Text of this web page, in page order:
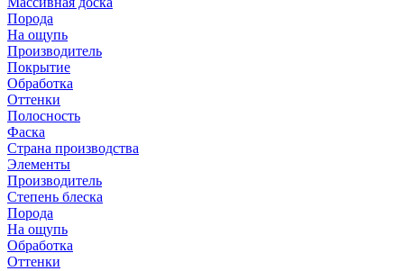
Порода
На ощупь
Производитель
Покрытие
Обработка
Оттенки
Полосность
Фаска
Страна производства
Элементы
Производитель
Степень блеска
Порода
На ощупь
Обработка
Оттенки